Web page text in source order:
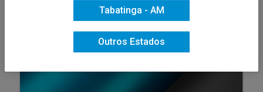
Tabatinga - AM
Outros Estados